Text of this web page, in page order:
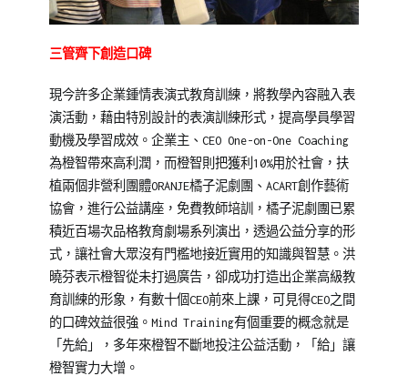
三管齊下創造口碑
現今許多企業鍾情表演式教育訓練，將教學內容融入表
演活動，藉由特別設計的表演訓練形式，提高學員學習
動機及學習成效。企業主、CEO One-on-One Coaching
為橙智帶來高利潤，而橙智則把獲利10%用於社會，扶
植兩個非營利團體ORANJE橘子泥劇團、ACART創作藝術
協會，進行公益講座，免費教師培訓，橘子泥劇團已累
積近百場次品格教育劇場系列演出，透過公益分享的形
式，讓社會大眾沒有門檻地接近實用的知識與智慧。洪
曉芬表示橙智從未打過廣告，卻成功打造出企業高級教
育訓練的形象，有數十個CEO前來上課，可見得CEO之間
的口碑效益很強。Mind Training有個重要的概念就是
「先給」，多年來橙智不斷地投注公益活動，「給」讓
橙智實力大增。